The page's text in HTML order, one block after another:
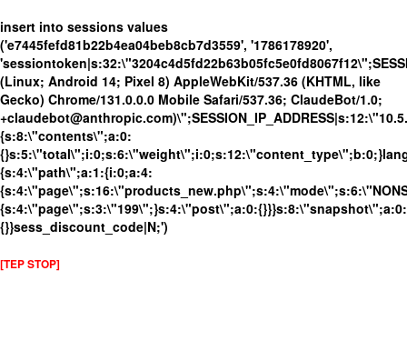
insert into sessions values
('e7445fefd81b22b4ea04beb8cb7d3559', '1786178920',
(Linux; Android 14; Pixel 8) AppleWebKit/537.36 (KHTML, like
Gecko) Chrome/131.0.0.0 Mobile Safari/537.36; ClaudeBot/1.0;
{s:8:\"contents\";a:0:
{s:4:\"path\";a:1:{i:0;a:4:
{s:4:\"page\";s:3:\"199\";}s:4:\"post\";a:0:{}}}s:8:\"snapshot\";a:0:
{}}sess_discount_code|N;')
[TEP STOP]